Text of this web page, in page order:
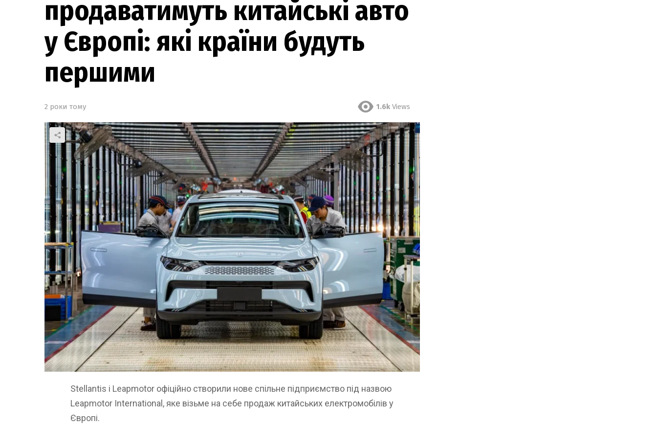
продаватимуть китайські авто
у Європі: які країни будуть
першими
2 роки тому 1.6k Views
Stellantis і Leapmotor офіційно створили нове спільне підприємство під назвою
Leapmotor International, яке візьме на себе продаж китайських електромобілів у
Європі.